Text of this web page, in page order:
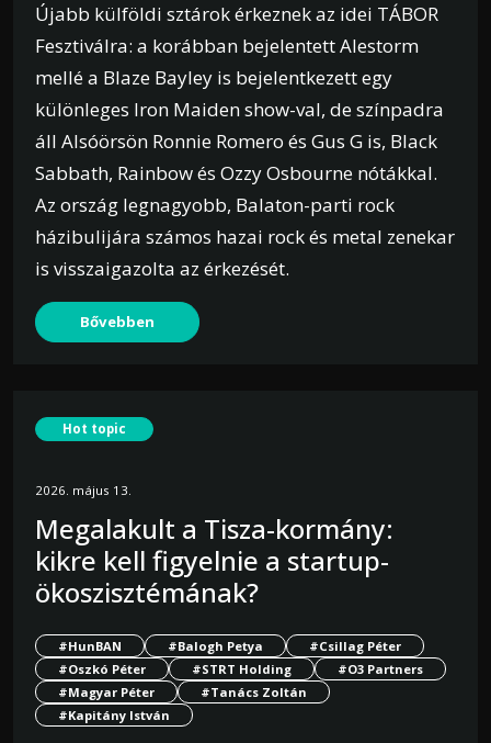
Újabb külföldi sztárok érkeznek az idei TÁBOR
Fesztiválra: a korábban bejelentett Alestorm
mellé a Blaze Bayley is bejelentkezett egy
különleges Iron Maiden show-val, de színpadra
áll Alsóörsön Ronnie Romero és Gus G is, Black
Sabbath, Rainbow és Ozzy Osbourne nótákkal.
Az ország legnagyobb, Balaton-parti rock
házibulijára számos hazai rock és metal zenekar
is visszaigazolta az érkezését.
Bővebben
Hot topic
2026. május 13.
Megalakult a Tisza-kormány:
kikre kell figyelnie a startup-
ökoszisztémának?
#HunBAN #Balogh Petya
#Csillag Péter
#Oszkó Péter
#STRT Holding
#O3 Partners
#Magyar Péter
#Tanács Zoltán
#Kapitány István